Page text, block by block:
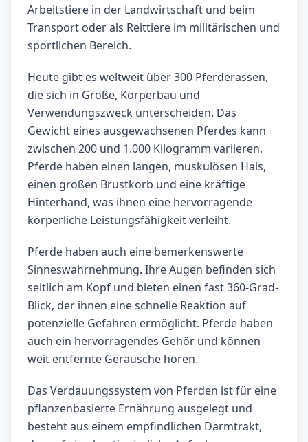
Arbeitstiere in der Landwirtschaft und beim
Transport oder als Reittiere im militärischen und
sportlichen Bereich.
Heute gibt es weltweit über 300 Pferderassen,
die sich in Größe, Körperbau und
Verwendungszweck unterscheiden. Das
Gewicht eines ausgewachsenen Pferdes kann
zwischen 200 und 1.000 Kilogramm variieren.
Pferde haben einen langen, muskulösen Hals,
einen großen Brustkorb und eine kräftige
Hinterhand, was ihnen eine hervorragende
körperliche Leistungsfähigkeit verleiht.
Pferde haben auch eine bemerkenswerte
Sinneswahrnehmung. Ihre Augen befinden sich
seitlich am Kopf und bieten einen fast 360-Grad-
Blick, der ihnen eine schnelle Reaktion auf
potenzielle Gefahren ermöglicht. Pferde haben
auch ein hervorragendes Gehör und können
weit entfernte Geräusche hören.
Das Verdauungssystem von Pferden ist für eine
pflanzenbasierte Ernährung ausgelegt und
besteht aus einem empfindlichen Darmtrakt,